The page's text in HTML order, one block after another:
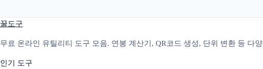
꿀도구
무료 온라인 유틸리티 도구 모음. 연봉 계산기, QR코드 생성, 단위 변환 등 다
인기 도구